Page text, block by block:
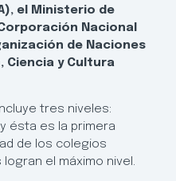
el Ministerio de
Nacional
de Naciones
Ciencia y Cultura
tres niveles:
ésta es la primera
de los colegios
el máximo nivel.